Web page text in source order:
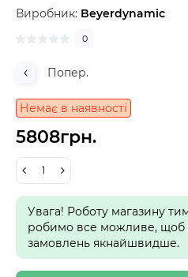
Виробник: Beyerdynamic
0
Попер.
Немає в наявності
5808грн.
Увага! Роботу магазину
робимо все можливе, щоб
замовлень якнайшвидше.